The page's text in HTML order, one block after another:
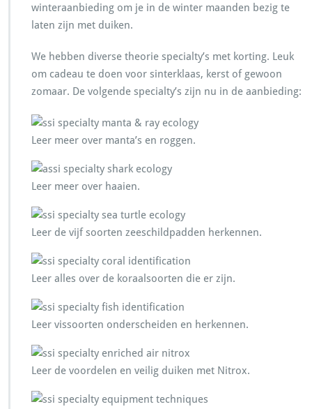
winteraanbieding om je in de winter maanden bezig te
laten zijn met duiken.
We hebben diverse theorie specialty’s met korting. Leuk
om cadeau te doen voor sinterklaas, kerst of gewoon
zomaar. De volgende specialty’s zijn nu in de aanbieding:
Leer meer over manta’s en roggen.
Leer meer over haaien.
Leer de vijf soorten zeeschildpadden herkennen.
Leer alles over de koraalsoorten die er zijn.
Leer vissoorten onderscheiden en herkennen.
Leer de voordelen en veilig duiken met Nitrox.